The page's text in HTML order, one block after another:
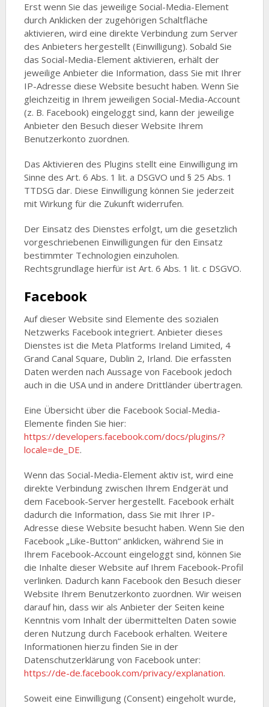
Erst wenn Sie das jeweilige Social-Media-Element
durch Anklicken der zugehörigen Schaltfläche
aktivieren, wird eine direkte Verbindung zum Server
des Anbieters hergestellt (Einwilligung). Sobald Sie
das Social-Media-Element aktivieren, erhält der
jeweilige Anbieter die Information, dass Sie mit Ihrer
IP-Adresse diese Website besucht haben. Wenn Sie
gleichzeitig in Ihrem jeweiligen Social-Media-Account
(z. B. Facebook) eingeloggt sind, kann der jeweilige
Anbieter den Besuch dieser Website Ihrem
Benutzerkonto zuordnen.
Das Aktivieren des Plugins stellt eine Einwilligung im
Sinne des Art. 6 Abs. 1 lit. a DSGVO und § 25 Abs. 1
TTDSG dar. Diese Einwilligung können Sie jederzeit
mit Wirkung für die Zukunft widerrufen.
Der Einsatz des Dienstes erfolgt, um die gesetzlich
vorgeschriebenen Einwilligungen für den Einsatz
bestimmter Technologien einzuholen.
Rechtsgrundlage hierfür ist Art. 6 Abs. 1 lit. c DSGVO.
Facebook
Auf dieser Website sind Elemente des sozialen
Netzwerks Facebook integriert. Anbieter dieses
Dienstes ist die Meta Platforms Ireland Limited, 4
Grand Canal Square, Dublin 2, Irland. Die erfassten
Daten werden nach Aussage von Facebook jedoch
auch in die USA und in andere Drittländer übertragen.
Eine Übersicht über die Facebook Social-Media-
Elemente finden Sie hier:
https://developers.facebook.com/docs/plugins/?
locale=de_DE.
Wenn das Social-Media-Element aktiv ist, wird eine
direkte Verbindung zwischen Ihrem Endgerät und
dem Facebook-Server hergestellt. Facebook erhält
dadurch die Information, dass Sie mit Ihrer IP-
Adresse diese Website besucht haben. Wenn Sie den
Facebook „Like-Button“ anklicken, während Sie in
Ihrem Facebook-Account eingeloggt sind, können Sie
die Inhalte dieser Website auf Ihrem Facebook-Profil
verlinken. Dadurch kann Facebook den Besuch dieser
Website Ihrem Benutzerkonto zuordnen. Wir weisen
darauf hin, dass wir als Anbieter der Seiten keine
Kenntnis vom Inhalt der übermittelten Daten sowie
deren Nutzung durch Facebook erhalten. Weitere
Informationen hierzu finden Sie in der
Datenschutzerklärung von Facebook unter:
https://de-de.facebook.com/privacy/explanation.
Soweit eine Einwilligung (Consent) eingeholt wurde,